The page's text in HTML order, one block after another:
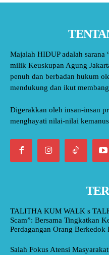
Majalah HIDUP adalah
milik Keuskupan Agung
penuh dan berbadan hukum
mendukung dan ikut
Digerakkan oleh insan-insan
menghayati nilai-nilai
TALITHA KUM WALK s
Scam”: Bersama Tingkatkan
Perdagangan Orang Berkedok
Salah Fokus Atensi